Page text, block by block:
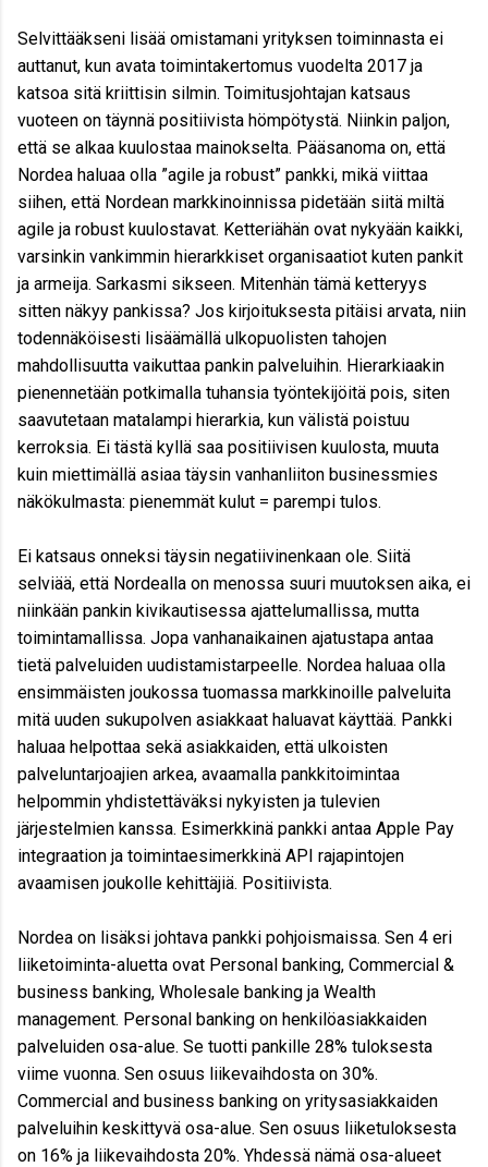
Selvittääkseni lisää omistamani yrityksen toiminnasta ei
auttanut, kun avata toimintakertomus vuodelta 2017 ja
katsoa sitä kriittisin silmin. Toimitusjohtajan katsaus
vuoteen on täynnä positiivista hömpötystä. Niinkin paljon,
että se alkaa kuulostaa mainokselta. Pääsanoma on, että
Nordea haluaa olla ”agile ja robust” pankki, mikä viittaa
siihen, että Nordean markkinoinnissa pidetään siitä miltä
agile ja robust kuulostavat. Ketteriähän ovat nykyään kaikki,
varsinkin vankimmin hierarkkiset organisaatiot kuten pankit
ja armeija. Sarkasmi sikseen. Mitenhän tämä ketteryys
sitten näkyy pankissa? Jos kirjoituksesta pitäisi arvata, niin
todennäköisesti lisäämällä ulkopuolisten tahojen
mahdollisuutta vaikuttaa pankin palveluihin. Hierarkiaakin
pienennetään potkimalla tuhansia työntekijöitä pois, siten
saavutetaan matalampi hierarkia, kun välistä poistuu
kerroksia. Ei tästä kyllä saa positiivisen kuulosta, muuta
kuin miettimällä asiaa täysin vanhanliiton businessmies
näkökulmasta: pienemmät kulut = parempi tulos.
Ei katsaus onneksi täysin negatiivinenkaan ole. Siitä
selviää, että Nordealla on menossa suuri muutoksen aika, ei
niinkään pankin kivikautisessa ajattelumallissa, mutta
toimintamallissa. Jopa vanhanaikainen ajatustapa antaa
tietä palveluiden uudistamistarpeelle. Nordea haluaa olla
ensimmäisten joukossa tuomassa markkinoille palveluita
mitä uuden sukupolven asiakkaat haluavat käyttää. Pankki
haluaa helpottaa sekä asiakkaiden, että ulkoisten
palveluntarjoajien arkea, avaamalla pankkitoimintaa
helpommin yhdistettäväksi nykyisten ja tulevien
järjestelmien kanssa. Esimerkkinä pankki antaa Apple Pay
integraation ja toimintaesimerkkinä API rajapintojen
avaamisen joukolle kehittäjiä. Positiivista.
Nordea on lisäksi johtava pankki pohjoismaissa. Sen 4 eri
liiketoiminta-aluetta ovat Personal banking, Commercial &
business banking, Wholesale banking ja Wealth
management. Personal banking on henkilöasiakkaiden
palveluiden osa-alue. Se tuotti pankille 28% tuloksesta
viime vuonna. Sen osuus liikevaihdosta on 30%.
Commercial and business banking on yritysasiakkaiden
palveluihin keskittyvä osa-alue. Sen osuus liiketuloksesta
on 16% ja liikevaihdosta 20%. Yhdessä nämä osa-alueet